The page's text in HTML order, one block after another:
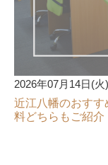
2026年07月14日(火)
近江八幡のおす
料どちらもご紹介